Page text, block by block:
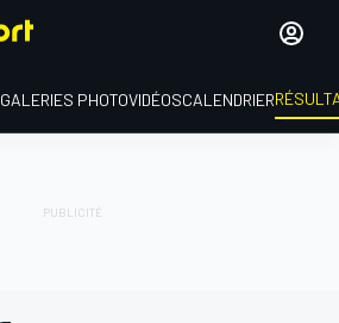
GALERIES PHOTOVIDÉOSCALENDRIER